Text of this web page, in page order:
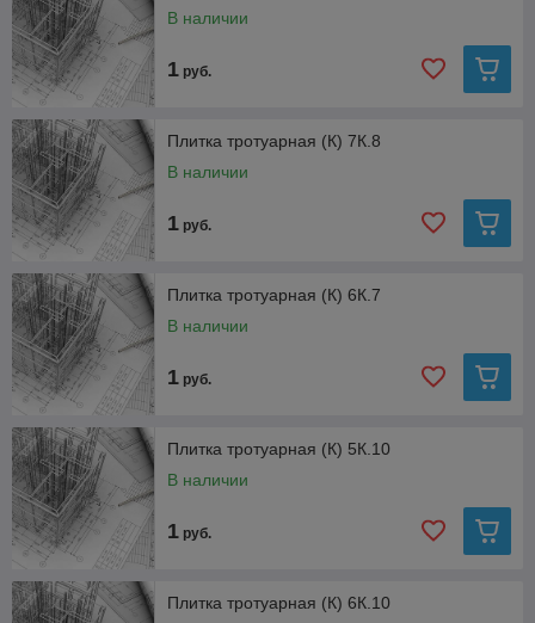
В наличии
1 руб.
Плитка тротуарная (К) 7К.8
В наличии
1 руб.
Плитка тротуарная (К) 6К.7
В наличии
1 руб.
Плитка тротуарная (К) 5К.10
В наличии
1 руб.
Плитка тротуарная (К) 6К.10